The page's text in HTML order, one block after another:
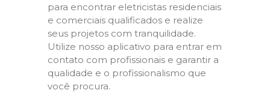
para encontrar eletricistas residenciais
e comerciais qualificados e realize
seus projetos com tranquilidade.
Utilize nosso aplicativo para entrar em
contato com profissionais e garantir a
qualidade e o profissionalismo que
você procura.